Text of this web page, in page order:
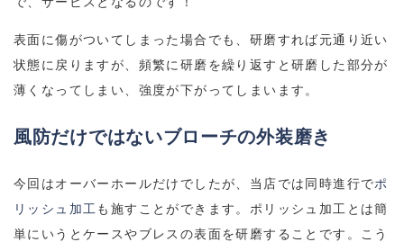
表面に傷がついてしまった場合でも、研磨すれば元通り近い
状態に戻りますが、頻繁に研磨を繰り返すと研磨した部分が
薄くなってしまい、強度が下がってしまいます。
風防だけではないブローチの外装磨き
今回はオーバーホールだけでしたが、当店では同時進行でポ
リッシュ加工 も施すことができます。ポリッシュ加工とは簡
単にいうとケースやブレスの表面を研磨することです。こう